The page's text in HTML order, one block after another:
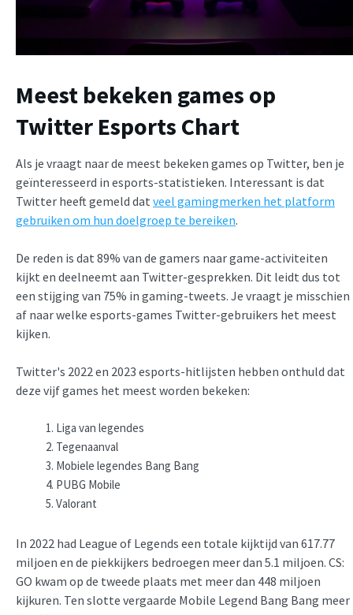
Meest bekeken games op
Twitter Esports Chart
Als je vraagt naar de meest bekeken games op Twitter, ben je
geïnteresseerd in esports-statistieken. Interessant is dat
Twitter heeft gemeld dat veel gamingmerken het platform
gebruiken om hun doelgroep te bereiken.
De reden is dat 89% van de gamers naar game-activiteiten
kijkt en deelneemt aan Twitter-gesprekken. Dit leidt dus tot
een stijging van 75% in gaming-tweets. Je vraagt je misschien
af naar welke esports-games Twitter-gebruikers het meest
kijken.
Twitter's 2022 en 2023 esports-hitlijsten hebben onthuld dat
deze vijf games het meest worden bekeken:
Liga van legendes
Tegenaanval
Mobiele legendes Bang Bang
PUBG Mobile
Valorant
In 2022 had League of Legends een totale kijktijd van 617.77
miljoen en de piekkijkers bedroegen meer dan 5.1 miljoen. CS:
GO kwam op de tweede plaats met meer dan 448 miljoen
kijkuren. Ten slotte vergaarde Mobile Legend Bang Bang meer